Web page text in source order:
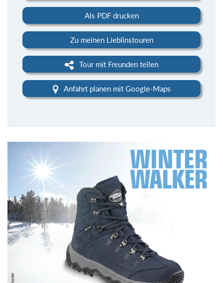
Als PDF drucken
Zu meinen Lieblinstouren
Tour mit Freunden teilen
Anfahrt planen mit Google-Maps